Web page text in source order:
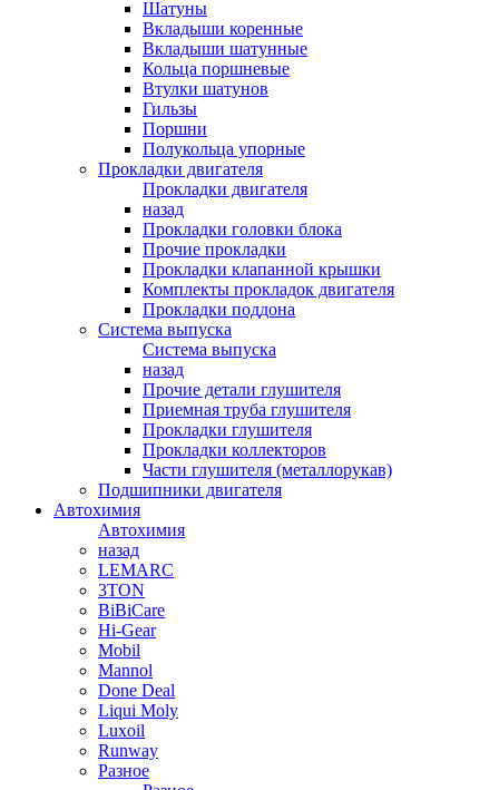
Шатуны
Вкладыши коренные
Вкладыши шатунные
Кольца поршневые
Втулки шатунов
Гильзы
Поршни
Полукольца упорные
Прокладки двигателя
Прокладки двигателя
назад
Прокладки головки блока
Прочие прокладки
Прокладки клапанной крышки
Комплекты прокладок двигателя
Прокладки поддона
Система выпуска
Система выпуска
назад
Прочие детали глушителя
Приемная труба глушителя
Прокладки глушителя
Прокладки коллекторов
Части глушителя (металлорукав)
Подшипники двигателя
Автохимия
Автохимия
назад
LEMARC
3TON
BiBiCare
Hi-Gear
Mobil
Mannol
Done Deal
Liqui Moly
Luxoil
Runway
Разное